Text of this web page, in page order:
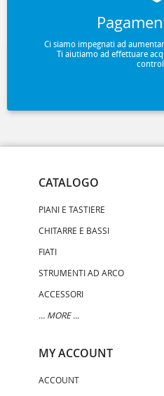
Ci siamo impegnati ad
Ti aiutiamo ad effettuare
CATALOGO
PIANI E TASTIERE
CHITARRE E BASSI
FIATI
STRUMENTI AD ARCO
ACCESSORI
... MORE ...
MY ACCOUNT
ACCOUNT